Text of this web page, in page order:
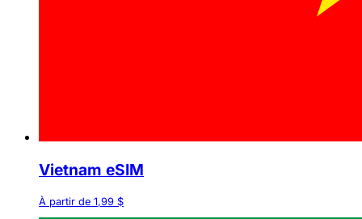
Vietnam eSIM
À partir de 1,99 $